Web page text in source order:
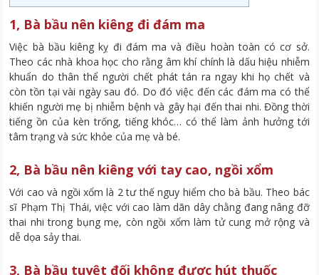
1, Bà bầu nên kiêng đi đám ma
Việc bà bầu kiêng kỵ đi đám ma và điều hoàn toàn có cơ sở.
Theo các nhà khoa học cho rằng âm khí chính là dấu hiệu nhiễm
khuẩn do thân thể người chết phát tán ra ngay khi họ chết và
còn tồn tại vài ngày sau đó. Do đó việc đến các đám ma có thể
khiến người mẹ bị nhiễm bệnh và gây hại đến thai nhi. Đồng thời
tiếng ồn của kèn trống, tiếng khóc… có thể làm ảnh hưởng tới
tâm trạng và sức khỏe của mẹ và bé.
2, Bà bầu nên kiêng với tay cao, ngồi xổm
Với cao và ngồi xổm là 2 tư thế nguy hiểm cho bà bầu. Theo bác
sĩ Phạm Thị Thái, việc với cao làm dãn dây chằng đang nâng đỡ
thai nhi trong bụng mẹ, còn ngồi xổm làm tử cung mở rộng và
dễ dọa sảy thai.
3, Bà bầu tuyệt đối không được hút thuốc